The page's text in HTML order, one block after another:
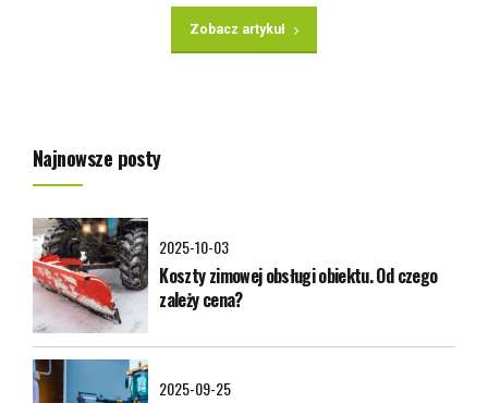
Zobacz artykuł
Najnowsze posty
2025-10-03
Koszty zimowej obsługi obiektu. Od czego
zależy cena?
2025-09-25